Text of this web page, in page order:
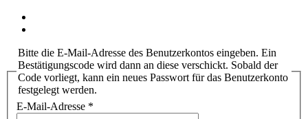
Bitte die E-Mail-Adresse des Benutzerkontos eingeben. Ein
Bestätigungscode wird dann an diese verschickt. Sobald der
Code vorliegt, kann ein neues Passwort für das Benutzerkonto
festgelegt werden.
E-Mail-Adresse *